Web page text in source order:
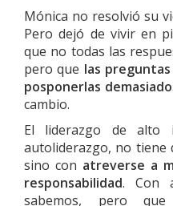
Mónica no resolvió su
Pero dejó de vivir en
que no todas las
pero que las
posponerlas demasiado
cambio.
El liderazgo de alto
autoliderazgo, no
sino con atreverse a
responsabilidad. Con
sabemos, pero